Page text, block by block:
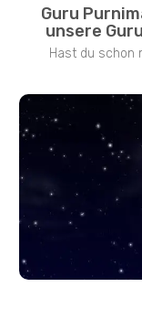
Guru
unsere
Hast du schon